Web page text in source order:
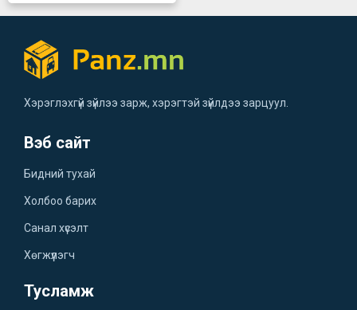
Хэрэглэхгүй зүйлээ зарж, хэрэгтэй зүйлдээ зарцуул.
Вэб сайт
Бидний тухай
Холбоо барих
Санал хүсэлт
Хөгжүүлэгч
Тусламж